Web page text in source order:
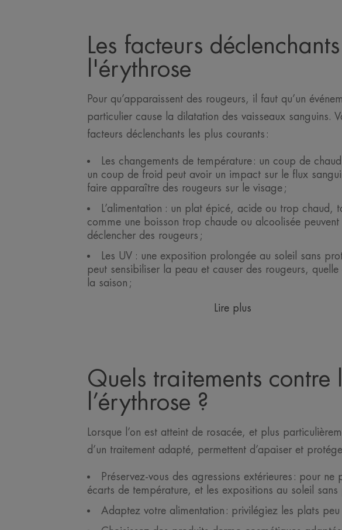
Les facteurs
l'érythrose
Pour qu’apparaissent des rougeurs, il faut qu’un
particulier cause la dilatation des vaisseaux sanguins.
facteurs déclenchants les plus courants :
Les changements de température : un coup de
un coup de froid peut avoir un impact sur le flux
faire apparaître des rougeurs sur le visage ;
L’alimentation : un plat épicé, acide ou trop chaud,
comme une boisson trop chaude ou alcoolisée peuvent
déclencher des rougeurs ;
Les UV : une exposition prolongée au soleil sans
peut sensibiliser la peau et causer des rougeurs, quelle
la saison ;
Lire plus
Quels traitements contre
l’érythrose ?
Lorsque l’on est atteint de rosacée, et plus
d’un traitement adapté, permettent d’apaiser et
Préservez-vous des agressions extérieures : pour
écarts de température, et les expositions au soleil sans
Adaptez votre alimentation : privilégiez les plats